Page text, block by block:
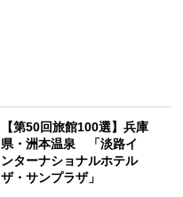
【第50回旅館100選】兵庫
県・洲本温泉 「淡路イ
ンターナショナルホテル
ザ・サンプラザ」